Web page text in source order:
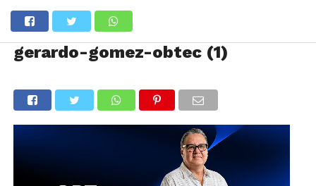
gerardo-gomez-obtec (1)